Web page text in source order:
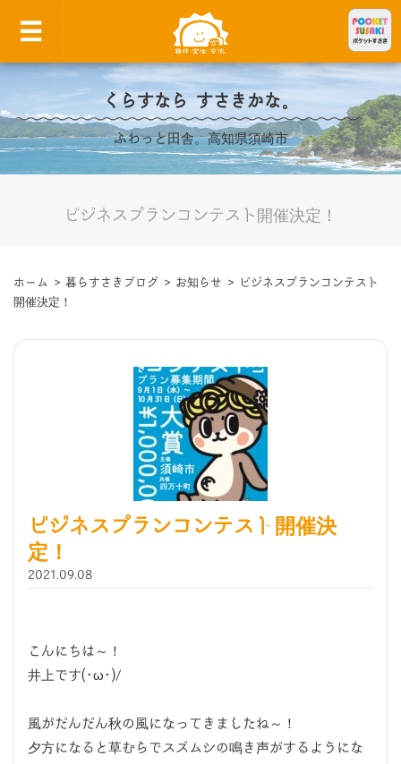
くらすなら すさきかな。
ふわっと田舎。高知県須崎市
ビジネスプランコンテスト開催決定！
ホーム > 暮らすさきブログ > お知らせ >
ビジネスプランコンテスト
開催決定！
ビジネスプランコンテスト開催決
定！
2021.09.08
こんにちは～！
井上です(･ω･)/
風がだんだん秋の風になってきましたね～！
夕方になると草むらでスズムシの鳴き声がするようにな